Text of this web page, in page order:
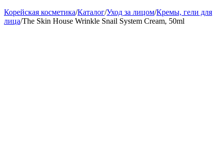
Корейская косметика/Каталог/Уход за лицом/Кремы, гели для
лица/The Skin House Wrinkle Snail System Cream, 50ml